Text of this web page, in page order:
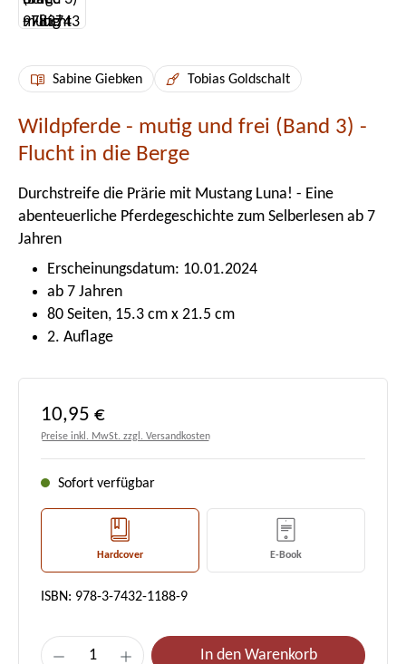
Sabine Giebken Tobias Goldschalt
Wildpferde - mutig und frei (Band 3) -
Flucht in die Berge
Durchstreife die Prärie mit Mustang Luna! - Eine
abenteuerliche Pferdegeschichte zum Selberlesen ab 7
Jahren
Erscheinungsdatum: 10.01.2024
ab 7 Jahren
80 Seiten, 15.3 cm x 21.5 cm
2. Auflage
Regulärer Preis:
10,95 €
Preise inkl. MwSt. zzgl. Versandkosten
Sofort verfügbar
Hardcover E-Book
ISBN: 978-3-7432-1188-9
Produkt Anzahl: Gib den gewünschten
In den Warenkorb